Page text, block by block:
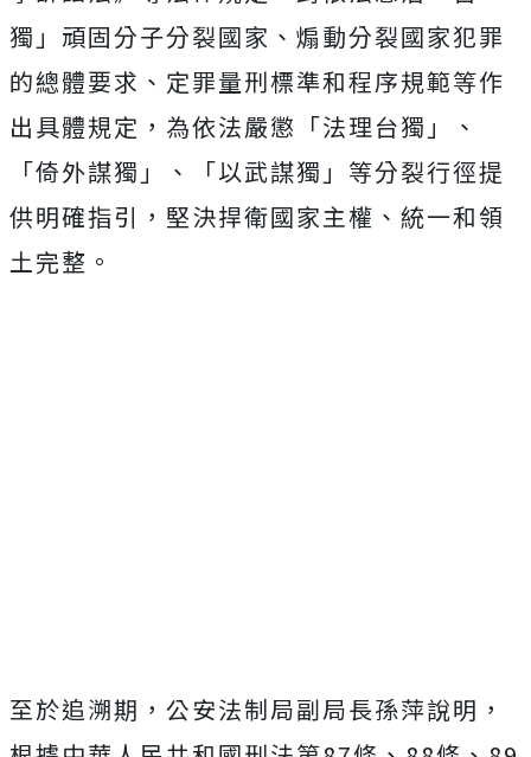
獨」頑固分子分裂國家、煽動分裂國家犯罪
的總體要求、定罪量刑標準和程序規範等作
出具體規定，為依法嚴懲「法理台獨」、
「倚外謀獨」、「以武謀獨」等分裂行徑提
供明確指引，堅決捍衛國家主權、統一和領
土完整。
至於追溯期，公安法制局副局長孫萍說明，